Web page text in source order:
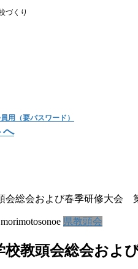
づくり
用（要パスワード）
へ
会総会および春季研修大会
morimotosonoe 県教頭会
校教頭会総会お